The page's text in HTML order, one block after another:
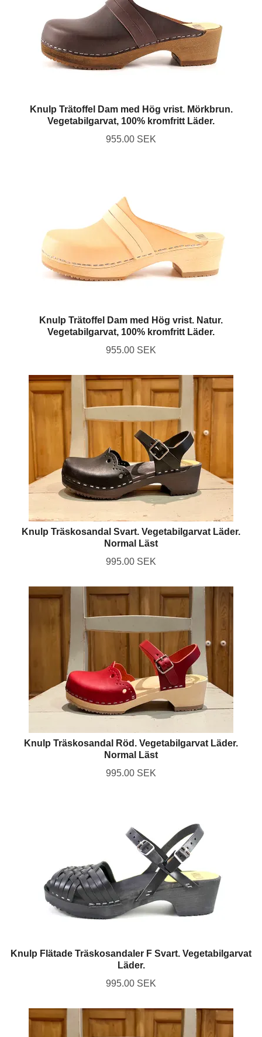
Knulp Trätoffel Dam med Hög vrist. Mörkbrun.
Vegetabilgarvat, 100% kromfritt Läder.
955.00 SEK
Knulp Trätoffel Dam med Hög vrist. Natur.
Vegetabilgarvat, 100% kromfritt Läder.
955.00 SEK
Knulp Träskosandal Svart. Vegetabilgarvat Läder.
Normal Läst
995.00 SEK
Knulp Träskosandal Röd. Vegetabilgarvat Läder.
Normal Läst
995.00 SEK
Knulp Flätade Träskosandaler F Svart. Vegetabilgarvat
Läder.
995.00 SEK